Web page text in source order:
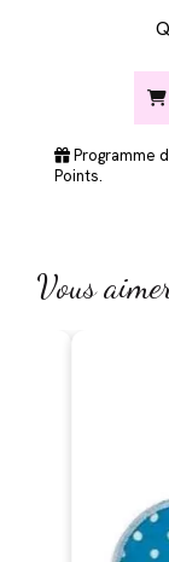
Programme
Points.
Vous